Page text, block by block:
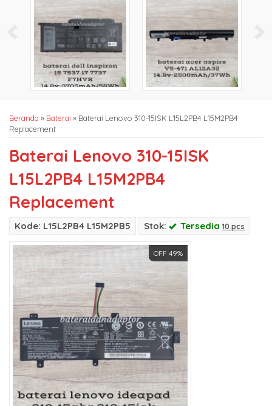
Beranda » Baterai » Baterai Lenovo 310-15ISK L15L2PB4 L15M2PB4
Replacement
Baterai Lenovo 310-15ISK
L15L2PB4 L15M2PB4
Replacement
Kode: L15L2PB4 L15M2PB5 Stok: Tersedia 10 pcs
OFF 49%